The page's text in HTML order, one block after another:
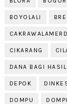
BOYOLALI
CIKARANG
DANA BAGI
DEPOK
DOMPU